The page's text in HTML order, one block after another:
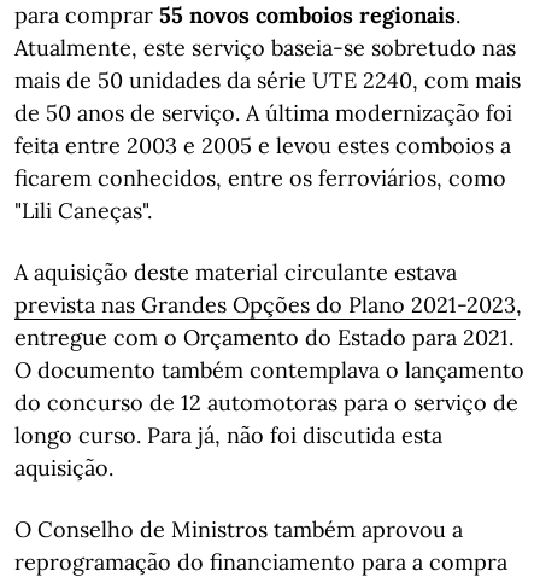
para comprar 55 novos comboios regionais.
Atualmente, este serviço baseia-se sobretudo nas
mais de 50 unidades da série UTE 2240, com mais
de 50 anos de serviço. A última modernização foi
feita entre 2003 e 2005 e levou estes comboios a
ficarem conhecidos, entre os ferroviários, como
"Lili Caneças".
A aquisição deste material circulante estava
prevista nas Grandes Opções do Plano 2021-2023,
entregue com o Orçamento do Estado para 2021.
O documento também contemplava o lançamento
do concurso de 12 automotoras para o serviço de
longo curso. Para já, não foi discutida esta
aquisição.
O Conselho de Ministros também aprovou a
reprogramação do financiamento para a compra